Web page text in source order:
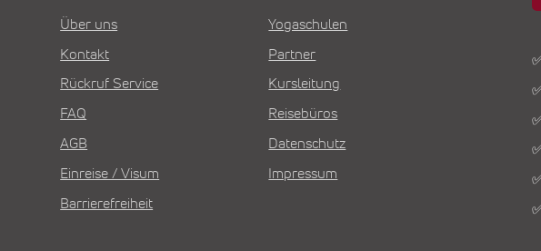
Über uns
Kontakt
Rückruf Service
FAQ
AGB
Einreise / Visum
Barrierefreiheit
Yogaschulen
Partner
Kursleitung
Reisebüros
Datenschutz
Impressum